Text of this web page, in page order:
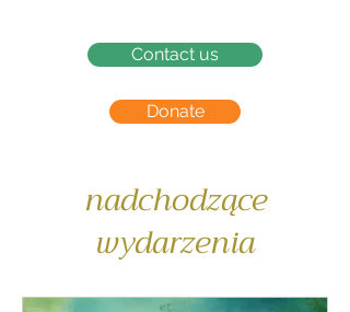
Donate
Contact us
nadchodzące
wydarzenia